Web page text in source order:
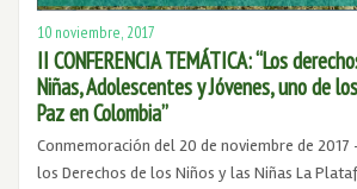
10 noviembre, 2017
II CONFERENCIA TEMÁTICA: “Los
Niñas, Adolescentes y Jóvenes, uno de
Paz en Colombia”
Conmemoración del 20 de noviembre de 2017
los Derechos de los Niños y las Niñas La